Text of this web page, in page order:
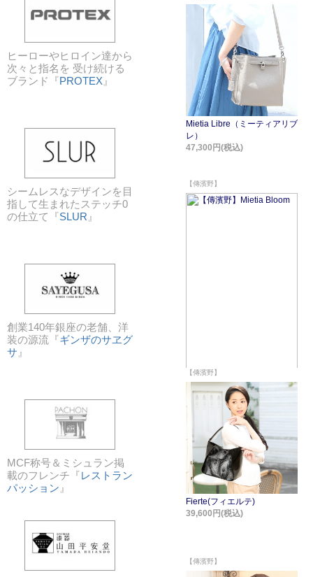
ヒーローやヒロイン達から
次々と指名を 受け続ける
ブランド『PROTEX 』
シームレスなデザインを目
指して生まれたステッチ0
の仕立て『SLUR 』
創業140年銀座の老舗、洋
装の源流『ギンザのサヱグ
サ 』
MCF称号＆ミシュラン掲
載のフレンチ『レストラン
パッション 』